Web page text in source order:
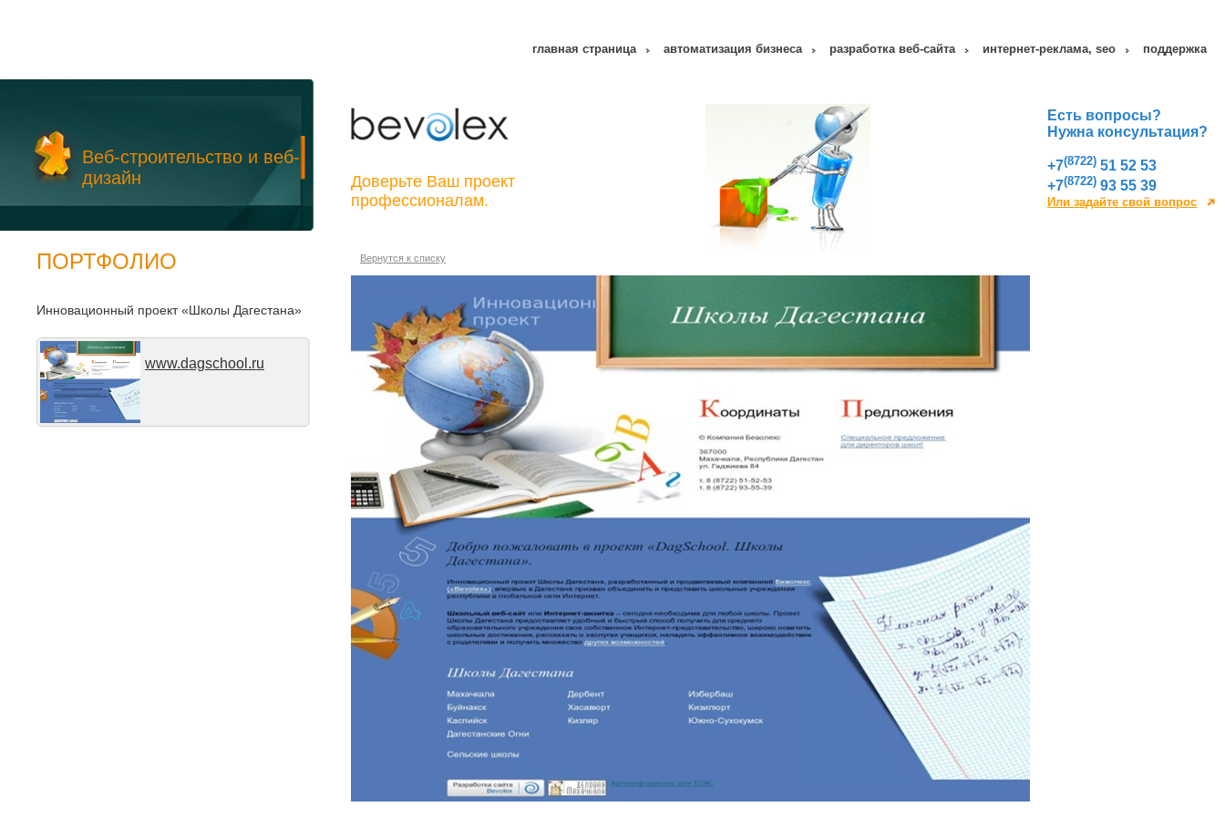
главная страница автоматизация бизнеса разработка веб-сайта интернет-реклама, seo поддержка
Веб-строительство и веб-
дизайн
ПОРТФОЛИО
Инновационный проект «Школы Дагестана»
www.dagschool.ru
Доверьте Ваш проект
профессионалам.
Есть вопросы?
Нужна консультация?
+7(8722) 51 52 53
+7(8722) 93 55 39
Или задайте свой вопрос
Вернутся к списку